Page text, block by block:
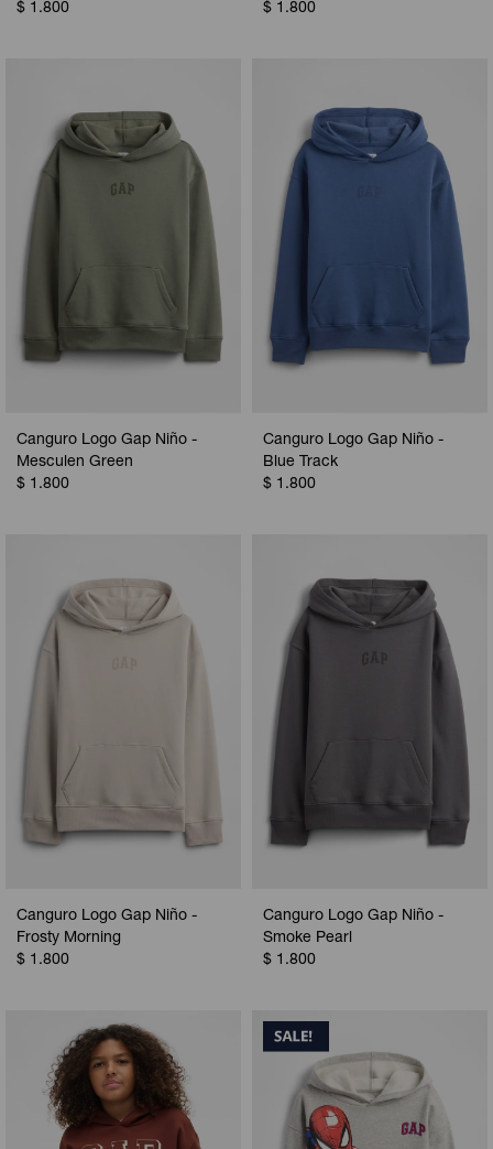
$ 1.800
$ 1.800
Canguro Logo Gap Niño -
Mesculen Green
$ 1.800
Canguro Logo Gap Niño -
Blue Track
$ 1.800
Canguro Logo Gap Niño -
Frosty Morning
$ 1.800
Canguro Logo Gap Niño -
Smoke Pearl
$ 1.800